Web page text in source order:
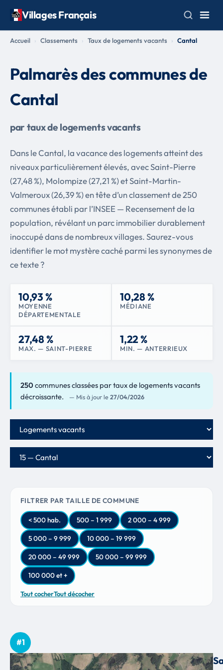
Villages Français
Accueil Classements Taux de logements vacants Cantal
Palmarès des communes de
Cantal
par taux de logements vacants
Dans le Cantal, la vacance des logements atteint des
niveaux particulièrement élevés, avec Saint-Pierre
(27,48 %), Molompize (27,21 %) et Saint-Martin-
Valmeroux (26,39 %) en tête d’un classement de 250
communes établi par l’INSEE — Recensement de la
population, révélant un parc immobilier durablement
inoccupé dans de nombreux villages. Saurez-vous
identifier le mot mystère caché parmi les synonymes de
ce texte ?
10,93 %
MOYENNE
DÉPARTEMENTALE
10,28 %
MÉDIANE
27,48 %
MAX. — SAINT-PIERRE
1,22 %
MIN. — ANTERRIEUX
250communes classées par taux de logements vacants
décroissante.
— Mis à jour le 27/04/2026
Critère de classement
Département
FILTRER PAR TAILLE DE COMMUNE
< 500 hab. 500 – 1 999 2 000 – 4 999
5 000 – 9 999 10 000 – 19 999
20 000 – 49 999 50 000 – 99 999
100 000 et +
Tout cocherTout décocher
#1